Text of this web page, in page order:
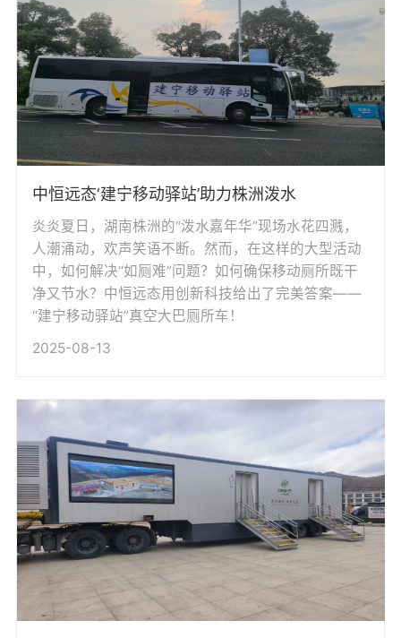
中恒远态‘建宁移动驿站’助力株洲泼水
炎炎夏日，湖南株洲的“泼水嘉年华”现场水花四溅，
人潮涌动，欢声笑语不断。然而，在这样的大型活动
中，如何解决“如厕难”问题？如何确保移动厕所既干
净又节水？中恒远态用创新科技给出了完美答案——
“建宁移动驿站”真空大巴厕所车！
2025-08-13